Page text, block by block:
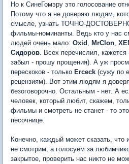
Но к СинеГомэру это голосование
Потому что я не доверяю людям,
смысле, узнать ТОЧНО-
фильмы-номинанты. Ведь кто у нас
людей очень мало: Oxid , MrClon,
Сидоров. Всех перечислил, кажется
забыл - прошу прощения). А уж
перескоков - только Erceck (сужу по
рецензиям). Вот этим людям я
безоговорочно. Остальным - нет. А
человек, который любит, скажем,
фильмы и смотреть не станет - то
песочнице.
Конечно, каждый может сказать,
не смотрим, а голосуем за
закрытое, проверить нас никто не